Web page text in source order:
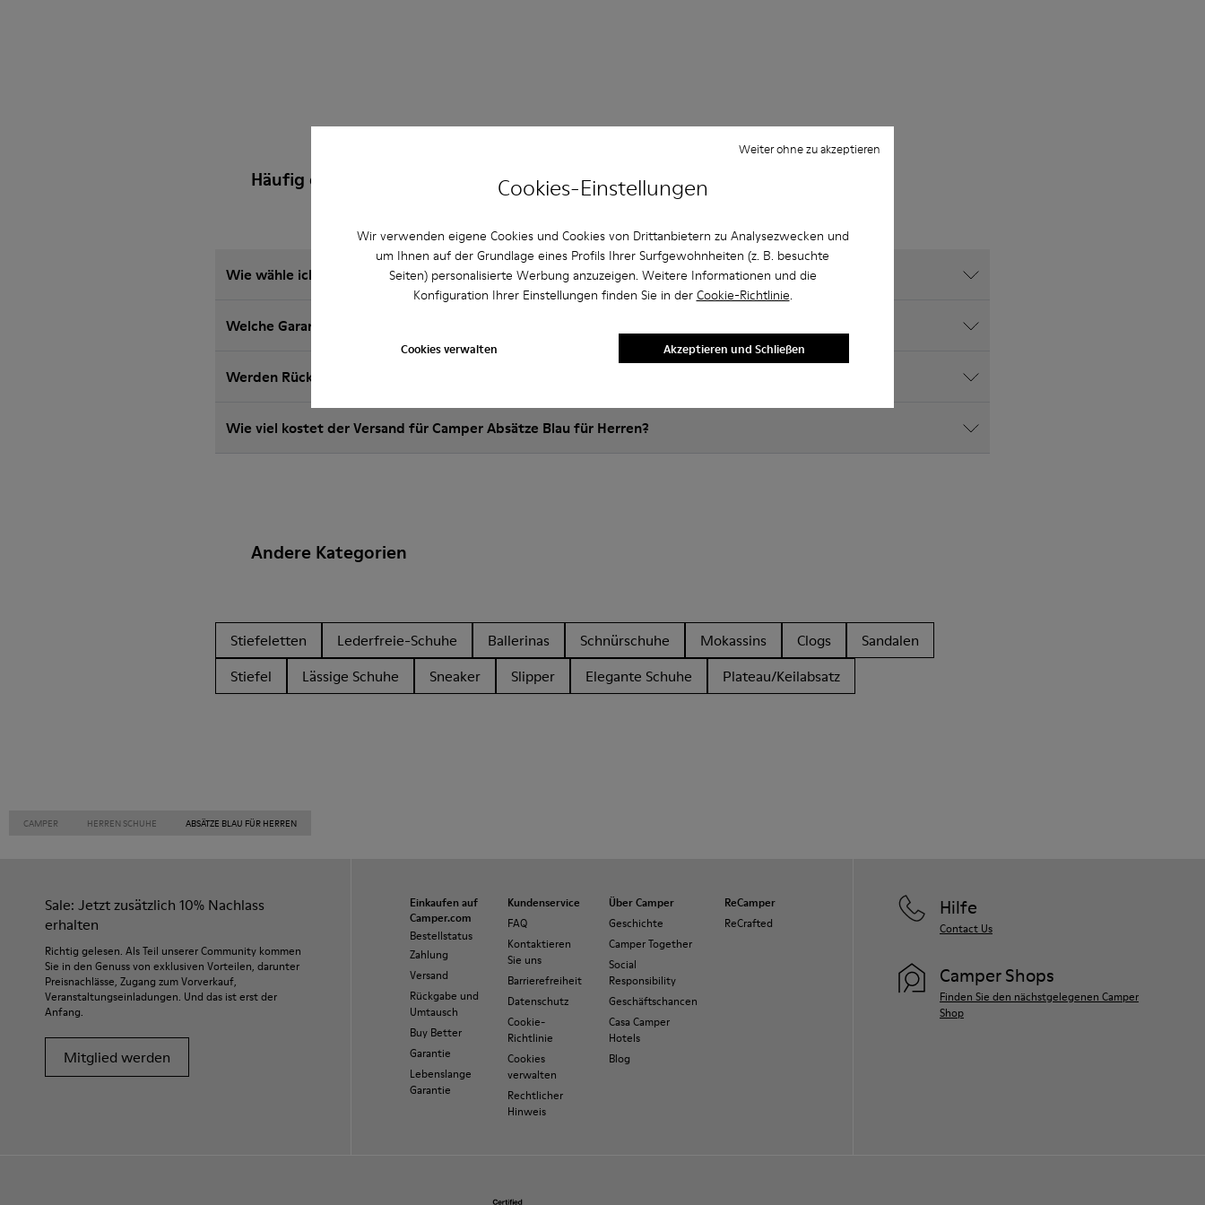
Cookies-Einstellungen
Wir verwenden eigene Cookies und Cookies von Drittanbietern zu Analysezwecken und
um Ihnen auf der Grundlage eines Profils Ihrer Surfgewohnheiten (z. B. besuchte
Seiten) personalisierte Werbung anzuzeigen. Weitere Informationen und die
Konfiguration Ihrer Einstellungen finden Sie in der Cookie-Richtlinie.
Cookies verwalten
Weiter ohne zu akzeptieren
Akzeptieren und Schließen
Häufig gestellte Fragen Absätze für herren
Wie wähle ich die richtige Größe für Camper Schuhe aus?
Welche Garantie für auf der Website von Camper gekaufte Absätze Blau für Herren gibt es?
Werden Rückgaben bei Camper akzeptiert?
Wie viel kostet der Versand für Camper Absätze Blau für Herren?
Andere Kategorien
Stiefeletten Lederfreie-Schuhe Ballerinas Schnürschuhe Mokassins Clogs
Sandalen
Stiefel
Lässige Schuhe Sneaker Slipper Elegante Schuhe Plateau/Keilabsatz
CAMPER HERREN SCHUHE ABSÄTZE BLAU FÜR HERREN
Sale: Jetzt zusätzlich 10% Nachlass
erhalten
Richtig gelesen. Als Teil unserer Community kommen
Sie in den Genuss von exklusiven Vorteilen, darunter
Preisnachlässe, Zugang zum Vorverkauf,
Veranstaltungseinladungen. Und das ist erst der
Anfang.
Mitglied werden
Einkaufen auf
Camper.com
Bestellstatus
Zahlung
Versand
Rückgabe und
Umtausch
Buy Better
Garantie
Lebenslange
Garantie
Kundenservice
FAQ
Kontaktieren
Sie uns
Barrierefreiheit
Datenschutz
Cookie-
Richtlinie
Cookies
verwalten
Rechtlicher
Hinweis
Über Camper
Geschichte
Camper Together
Social
Responsibility
Geschäftschancen
Casa Camper
Hotels
Blog
ReCamper
ReCrafted
Hilfe
Contact Us
Camper Shops
Finden Sie den nächstgelegenen Camper
Shop